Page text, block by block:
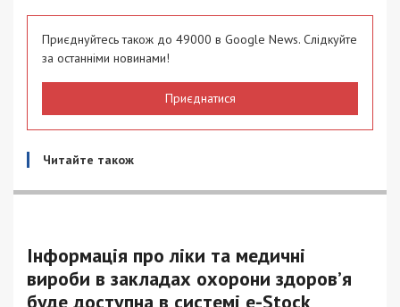
Приєднуйтесь також до 49000 в Google News. Слідкуйте
за останніми новинами!
Приєднатися
Читайте також
Інформація про ліки та медичні
вироби в закладах охорони здоров’я
буде доступна в системі e-Stock